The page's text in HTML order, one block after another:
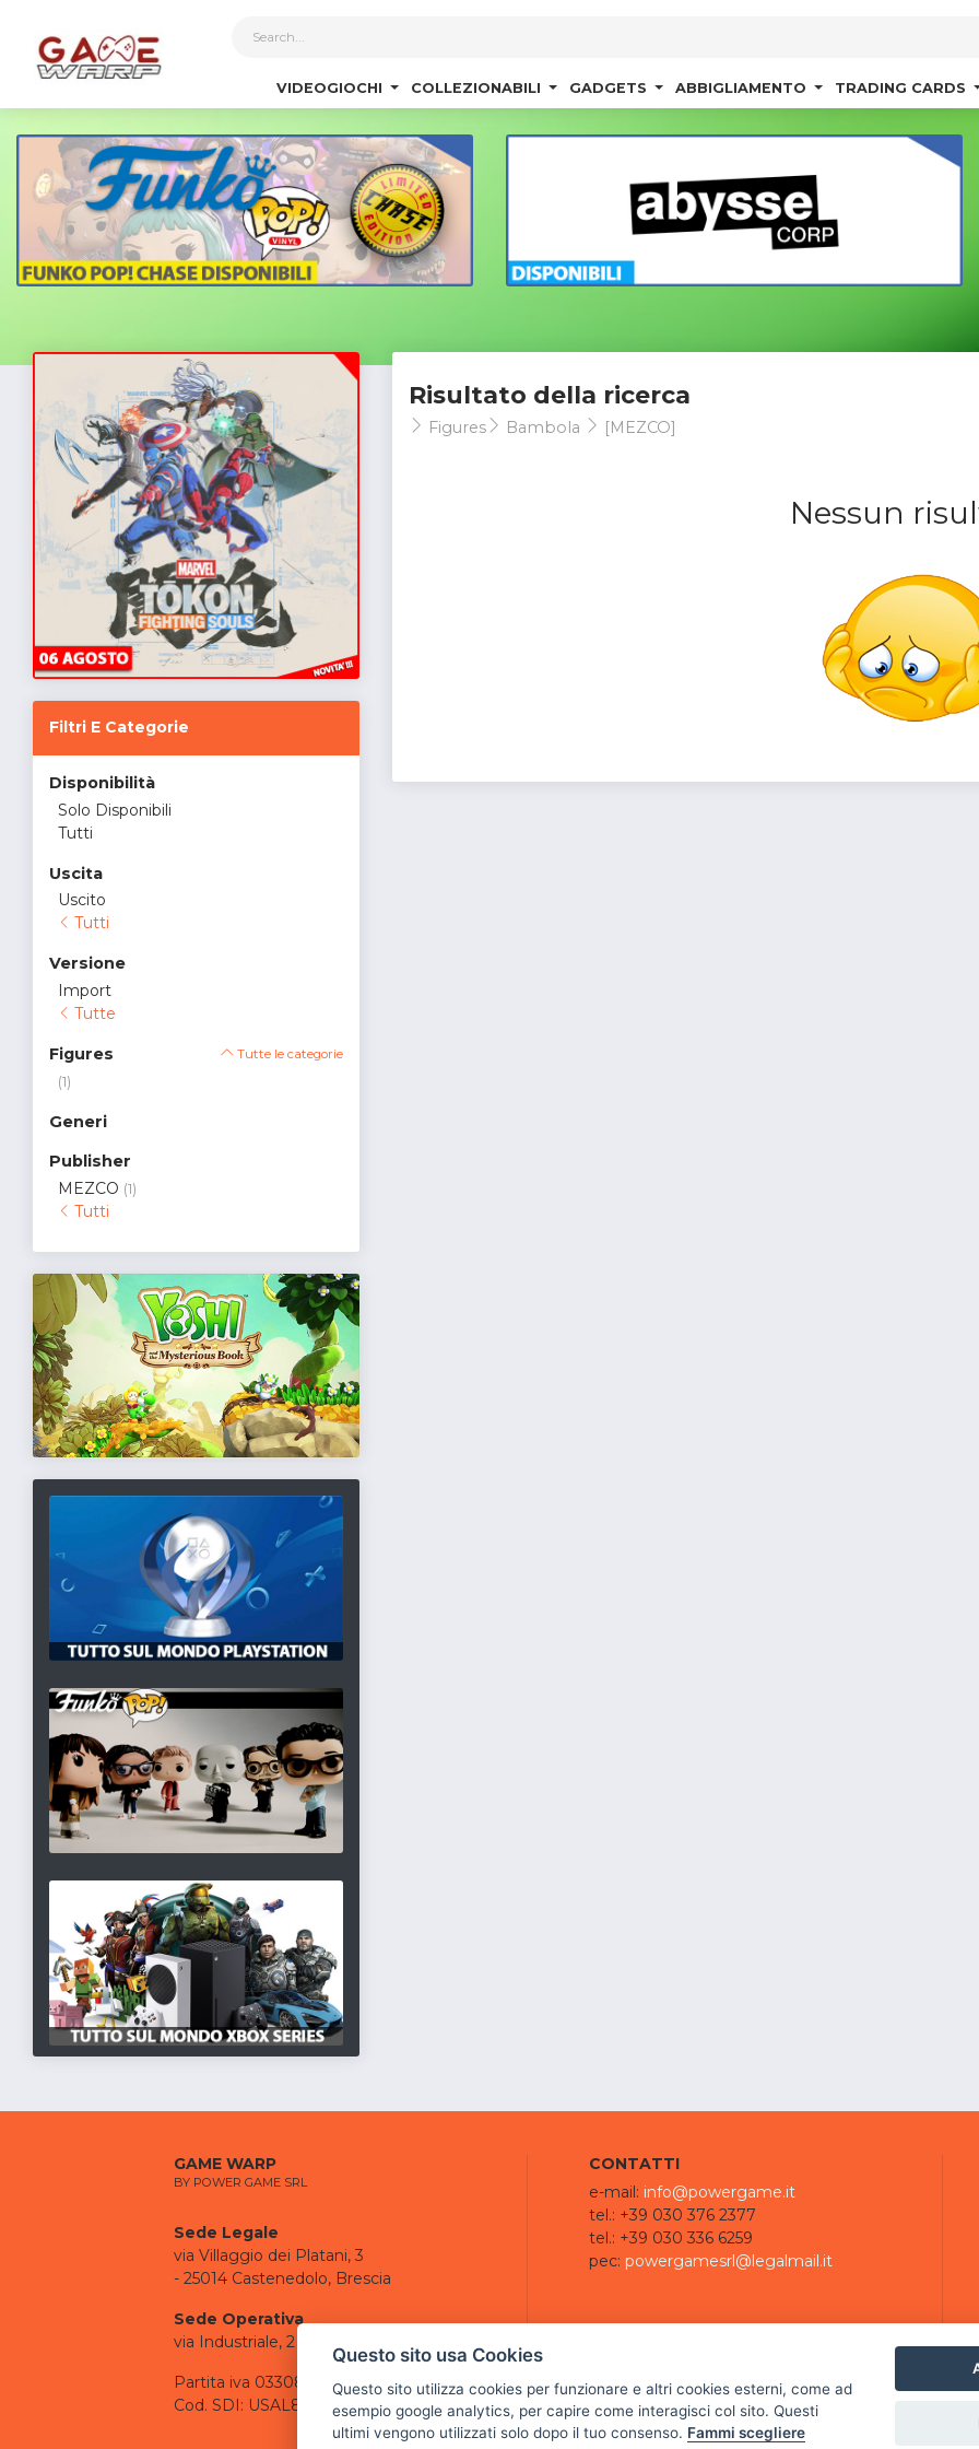
VIDEOGIOCHI COLLEZIONABILI GADGETS ABBIGLIAMENTO TRADING CARDS
Filtri E Categorie
Disponibilità
Solo Disponibili
Tutti
Uscita
Uscito
Tutti
Versione
Import
Tutte
Figures Tutte le categorie
(1)
Generi
Publisher
MEZCO (1)
Tutti
Risultato della ricerca
Figures Bambola [MEZCO]
Nessun
GAME WARP
BY POWER GAME SRL
Sede Legale
via Villaggio dei Platani, 3
- 25014 Castenedolo, Brescia
Sede Operativa
via Industriale, 2 - 25082 Botticino, BS
Partita iva 03308130982
Cod. SDI: USAL8PV
CONTATTI
e-mail: info@powergame.it
tel.: +39 030 376 2377
tel.: +39 030 336 6259
pec: powergamesrl@legalmail.it
Questo sito usa Cookies
Questo sito utilizza cookies per funzionare e altri cookies esterni, come ad
esempio google analytics, per capire come interagisci col sito. Questi
ultimi vengono utilizzati solo dopo il tuo consenso. Fammi scegliere